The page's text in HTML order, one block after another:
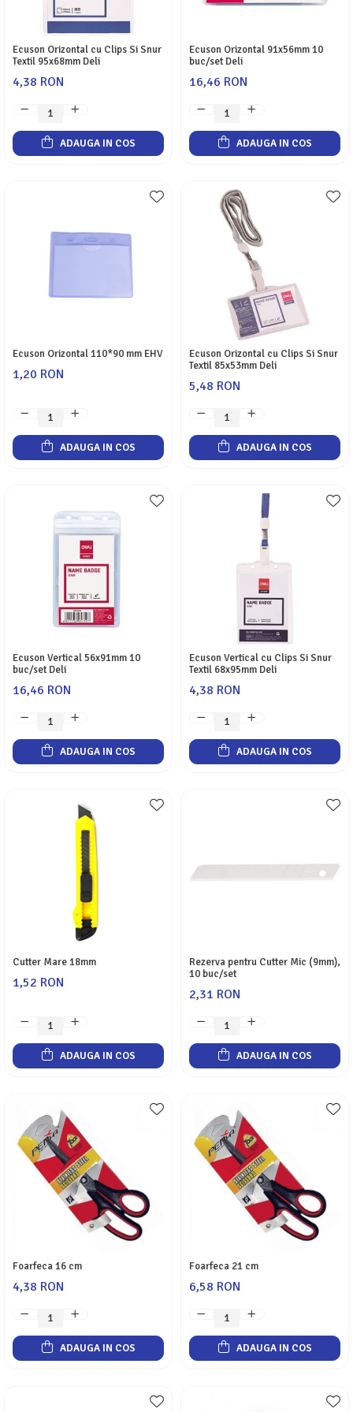
Servetele
Sapunuri
Ecuson Orizontal cu Clips Si Snur
Textil 95x68mm Deli
4,38 RON
ADAUGA IN COS
Ecuson Orizontal 91x56mm 10
buc/set Deli
16,46 RON
ADAUGA IN COS
Ecuson Orizontal 110*90 mm EHV
1,20 RON
ADAUGA IN COS
Ecuson Orizontal cu Clips Si Snur
Textil 85x53mm Deli
5,48 RON
ADAUGA IN COS
Ecuson Vertical 56x91mm 10
buc/set Deli
16,46 RON
ADAUGA IN COS
Ecuson Vertical cu Clips Si Snur
Textil 68x95mm Deli
4,38 RON
ADAUGA IN COS
Cutter Mare 18mm
1,52 RON
ADAUGA IN COS
Rezerva pentru Cutter Mic (9mm),
10 buc/set
2,31 RON
ADAUGA IN COS
Foarfeca 16 cm
4,38 RON
ADAUGA IN COS
Foarfeca 21 cm
6,58 RON
ADAUGA IN COS